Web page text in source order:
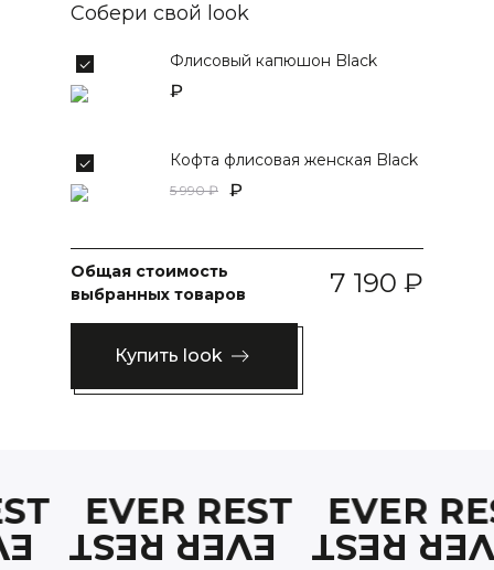
Собери свой look
Флисовый капюшон Black
Кофта флисовая женская Black
5 990
Общая стоимость
выбранных товаров
7 190
Купить look
EVER REST
EVER
EVER REST EVER